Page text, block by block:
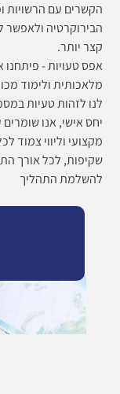
הקשרים עם הרשויות
הבירוקרטיה ולאפשר
קצר יותר.
מלאכותית ולימוד
לנו לזהות טעיות
יחס אישי, אנו
מקצועי וליווי צמוד
שקיפות, לכל אורך
להשלמת התהליך